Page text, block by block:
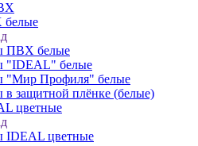
ПВХ белые
"IDEAL" белые
"Мир Профиля" белые
в защитной плёнке (белые)
цветные
IDEAL цветные